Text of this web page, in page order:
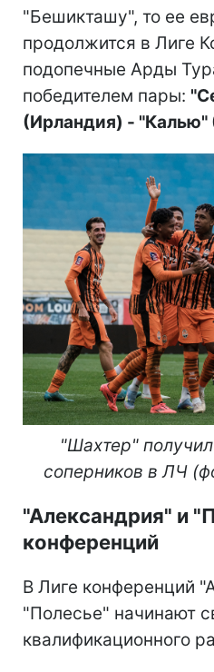
"Бешикташу", то ее
продолжится в Лиге
подопечные Арды
победителем пары:
(Ирландия) - "Калью"
"Шахтер"
соперников в ЛЧ
"Александрия" и
конференций
В Лиге конференций
"Полесье" начинают
квалификационного